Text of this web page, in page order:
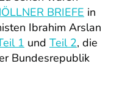
BRIEFE in
Ibrahim Arslan
1 und Teil 2, die
Bundesrepublik